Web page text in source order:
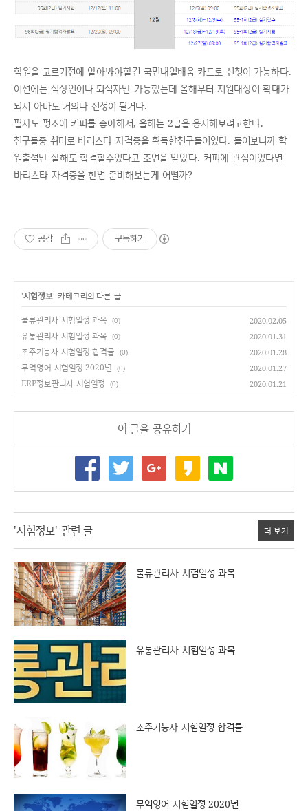
학원을 고르기전에 알아봐야할건 국민내일배움 카드로 신청이 가능하다.
이전에는 직장인이나 퇴직자만 가능했는데 올해부터 지원대상이 확대가
되서 아마도 거의다 신청이 될거다.
필자도 평소에 커피를 좋아해서, 올해는 2급을 응시해보려고한다.
친구들중 취미로 바리스타 자격증을 획득한친구들이있다. 들어보니까 학
원출석만 잘해도 합격할수있다고 조언을 받았다. 커피에 관심이있다면
바리스타 자격증을 한번 준비해보는게 어떨까?
공감 구독하기
'시험정보' 카테고리의 다른 글
물류관리사 시험일정 과목 (0) 2020.02.05
유통관리사 시험일정 과목 (0) 2020.01.31
조주기능사 시험일정 합격률 (0) 2020.01.28
무역영어 시험일정 2020년 (0) 2020.01.27
ERP정보관리사 시험일정 (0) 2020.01.21
이 글을 공유하기
'시험정보' 관련 글 더 보기
물류관리사 시험일정 과목
유통관리사 시험일정 과목
조주기능사 시험일정 합격률
무역영어 시험일정 2020년